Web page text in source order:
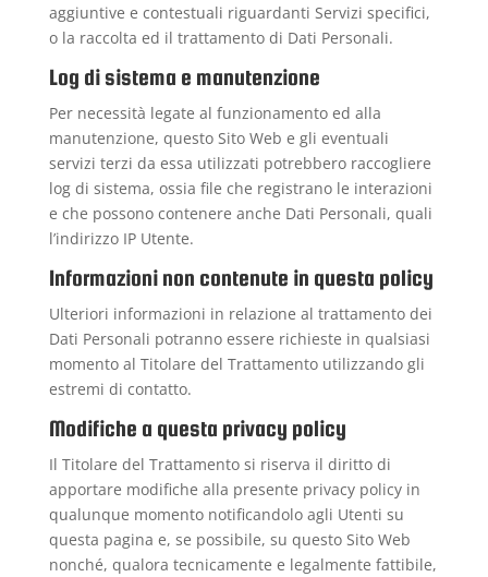
aggiuntive e contestuali riguardanti Servizi specifici,
o la raccolta ed il trattamento di Dati Personali.
Log di sistema e manutenzione
Per necessità legate al funzionamento ed alla
manutenzione, questo Sito Web e gli eventuali
servizi terzi da essa utilizzati potrebbero raccogliere
log di sistema, ossia file che registrano le interazioni
e che possono contenere anche Dati Personali, quali
l’indirizzo IP Utente.
Informazioni non contenute in questa policy
Ulteriori informazioni in relazione al trattamento dei
Dati Personali potranno essere richieste in qualsiasi
momento al Titolare del Trattamento utilizzando gli
estremi di contatto.
Modifiche a questa privacy policy
Il Titolare del Trattamento si riserva il diritto di
apportare modifiche alla presente privacy policy in
qualunque momento notificandolo agli Utenti su
questa pagina e, se possibile, su questo Sito Web
nonché, qualora tecnicamente e legalmente fattibile,